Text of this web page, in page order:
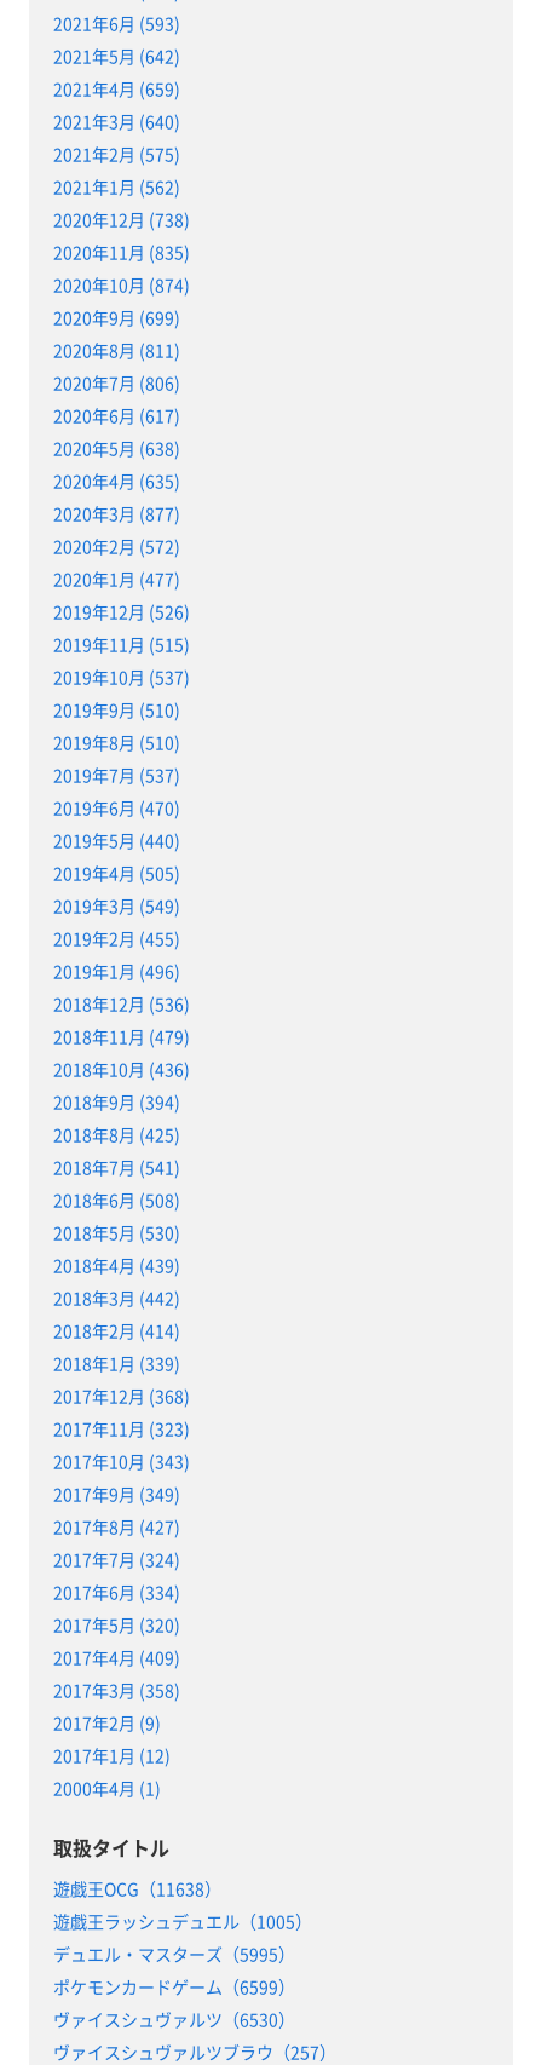
2021年6月 (593)
2021年5月 (642)
2021年4月 (659)
2021年3月 (640)
2021年2月 (575)
2021年1月 (562)
2020年12月 (738)
2020年11月 (835)
2020年10月 (874)
2020年9月 (699)
2020年8月 (811)
2020年7月 (806)
2020年6月 (617)
2020年5月 (638)
2020年4月 (635)
2020年3月 (877)
2020年2月 (572)
2020年1月 (477)
2019年12月 (526)
2019年11月 (515)
2019年10月 (537)
2019年9月 (510)
2019年8月 (510)
2019年7月 (537)
2019年6月 (470)
2019年5月 (440)
2019年4月 (505)
2019年3月 (549)
2019年2月 (455)
2019年1月 (496)
2018年12月 (536)
2018年11月 (479)
2018年10月 (436)
2018年9月 (394)
2018年8月 (425)
2018年7月 (541)
2018年6月 (508)
2018年5月 (530)
2018年4月 (439)
2018年3月 (442)
2018年2月 (414)
2018年1月 (339)
2017年12月 (368)
2017年11月 (323)
2017年10月 (343)
2017年9月 (349)
2017年8月 (427)
2017年7月 (324)
2017年6月 (334)
2017年5月 (320)
2017年4月 (409)
2017年3月 (358)
2017年2月 (9)
2017年1月 (12)
2000年4月 (1)
取扱タイトル
遊戯王OCG（11638）
遊戯王ラッシュデュエル（1005）
デュエル・マスターズ（5995）
ポケモンカードゲーム（6599）
ヴァイスシュヴァルツ（6530）
ヴァイスシュヴァルツブラウ（257）